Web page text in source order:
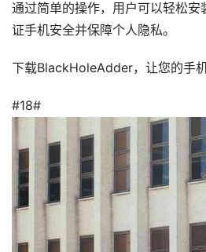
通过简单的操作，用户可以轻松
证手机安全并保障个人隐私。
下载BlackHoleAdder，让您的手
#18#